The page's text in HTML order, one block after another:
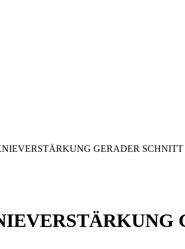
GERADER SCHNITT